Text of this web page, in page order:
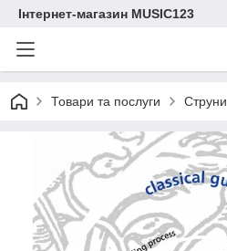
Інтернет-магазин MUSIC123
Товари та послуги Струни